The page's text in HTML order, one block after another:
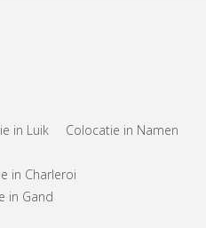
in Luik
Colocatie in Namen
in Charleroi
in Gand